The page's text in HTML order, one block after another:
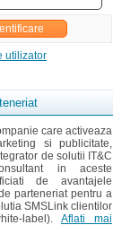
utilizator
care activeaza
si publicitate,
de solutii IT&C
in aceste
de avantajele
parteneriat pentru a
SMSLink clientilor
label). Aflati mai